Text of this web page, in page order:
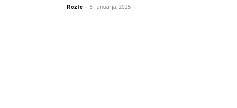
Rozle - 5. januarja, 2025